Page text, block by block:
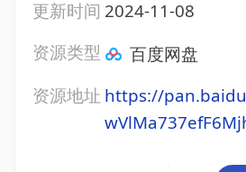
更新时间 2024-11-08
资源类型
百度网盘
资源地址 https://